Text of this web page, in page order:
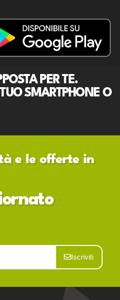
PER TE.
SMARTPHONE O
e le offerte in
Iscriviti